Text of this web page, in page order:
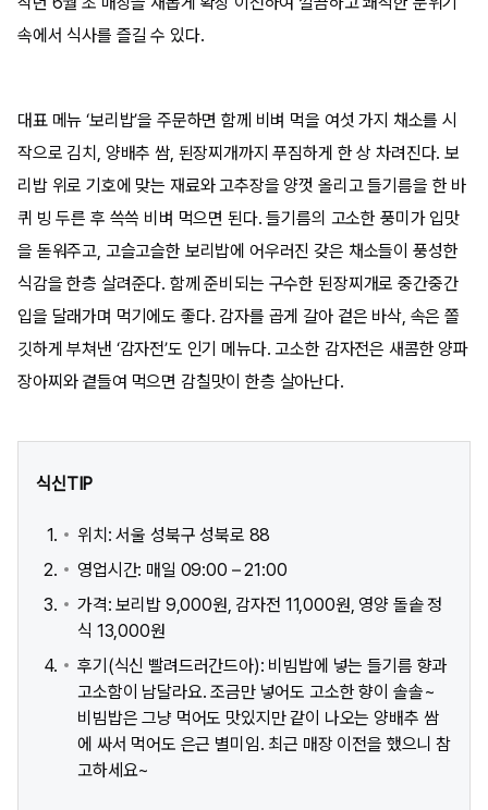
속에서 식사를 즐길 수 있다.
대표 메뉴 ‘보리밥’을 주문하면 함께 비벼 먹을 여섯 가지 채소를 시
작으로 김치, 양배추 쌈, 된장찌개까지 푸짐하게 한 상 차려진다. 보
리밥 위로 기호에 맞는 재료와 고추장을 양껏 올리고 들기름을 한 바
퀴 빙 두른 후 쓱쓱 비벼 먹으면 된다. 들기름의 고소한 풍미가 입맛
을 돋워주고, 고슬고슬한 보리밥에 어우러진 갖은 채소들이 풍성한
식감을 한층 살려준다. 함께 준비되는 구수한 된장찌개로 중간중간
입을 달래가며 먹기에도 좋다. 감자를 곱게 갈아 겉은 바삭, 속은 쫄
깃하게 부쳐낸 ‘감자전’도 인기 메뉴다. 고소한 감자전은 새콤한 양파
장아찌와 곁들여 먹으면 감칠맛이 한층 살아난다.
식신TIP
위치: 서울 성북구 성북로 88
영업시간: 매일 09:00 – 21:00
가격: 보리밥 9,000원, 감자전 11,000원, 영양 돌솥 정
식 13,000원
후기(식신 빨려드러간드아): 비빔밥에 넣는 들기름 향과
고소함이 남달라요. 조금만 넣어도 고소한 향이 솔솔~
비빔밥은 그냥 먹어도 맛있지만 같이 나오는 양배추 쌈
에 싸서 먹어도 은근 별미임. 최근 매장 이전을 했으니 참
고하세요~